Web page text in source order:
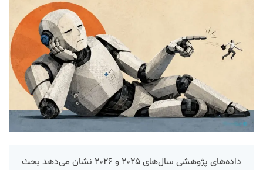
داده‌های پژوهشی سال‌های ۲۰۲۵ و ۲۰۲۶ نشان می‌دهد بحث